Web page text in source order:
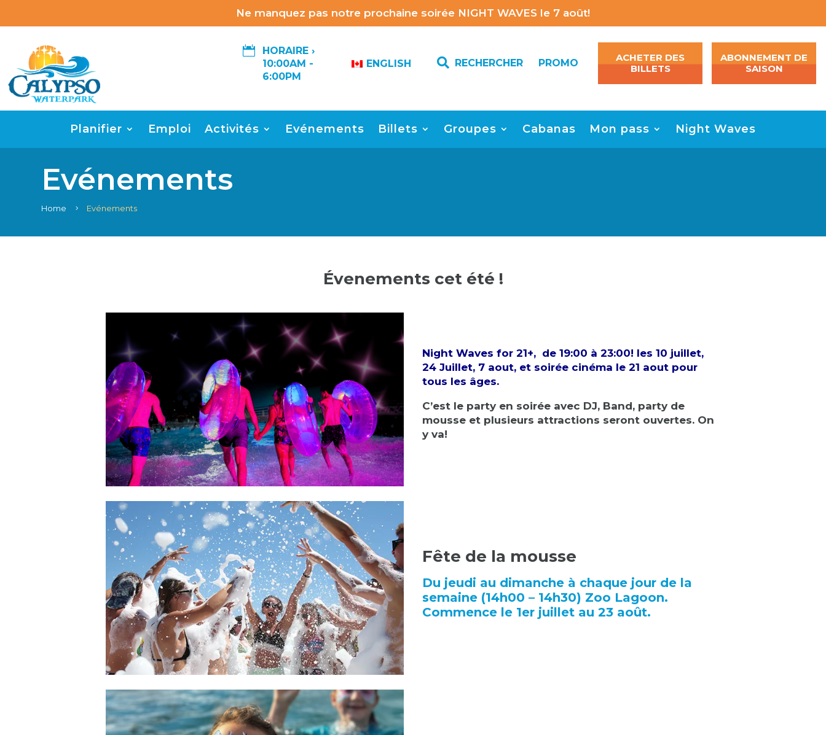
Ne manquez pas notre prochaine soirée NIGHT WAVES le 7 août!

HORAIRE ›
10:00AM -
6:00PM
ENGLISH  RECHERCHER PROMO
ACHETER DES
BILLETS
ABONNEMENT DE
SAISON
Planifier Emploi Activités Evénements Billets Groupes Cabanas Mon pass Night Waves
Evénements
Home 5 Evénements
Évenements cet été !
Night Waves for 21+, de 19:00 à 23:00! les 10 juillet,
24 Juillet, 7 aout, et soirée cinéma le 21 aout pour
tous les âges.
C’est le party en soirée avec DJ, Band, party de
mousse et plusieurs attractions seront ouvertes. On
y va!
Fête de la mousse
Du jeudi au dimanche à chaque jour de la
semaine (14h00 – 14h30) Zoo Lagoon.
Commence le 1er juillet au 23 août.